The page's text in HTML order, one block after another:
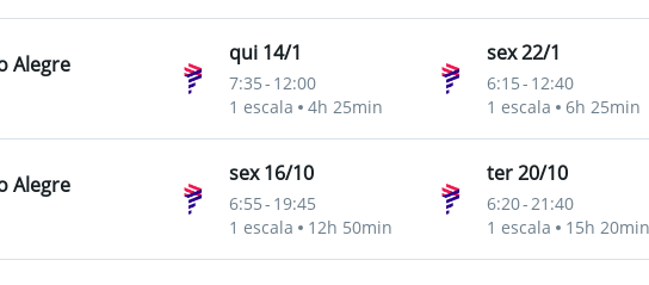
Alegre qui 14/1
7:35- 12:00
1 escala
4h 25min
sex 22/1
6:15- 12:40
1 escala
6h 25min
Alegre sex 16/10
6:55- 19:45
1 escala
12h 50min
ter 20/10
6:20-21:40
1 escala
15h 20min